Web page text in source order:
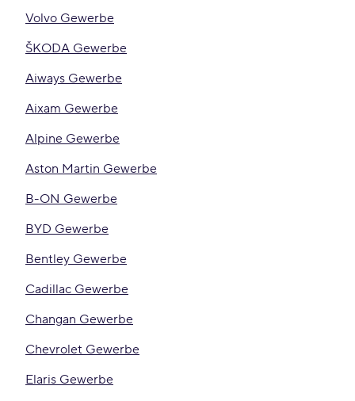
Volvo Gewerbe
ŠKODA Gewerbe
Aiways Gewerbe
Aixam Gewerbe
Alpine Gewerbe
Aston Martin Gewerbe
B-ON Gewerbe
BYD Gewerbe
Bentley Gewerbe
Cadillac Gewerbe
Changan Gewerbe
Chevrolet Gewerbe
Elaris Gewerbe